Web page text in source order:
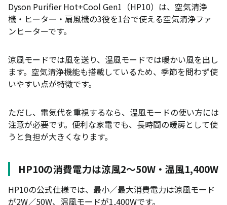
Dyson Purifier Hot+Cool Gen1（HP10）は、空気清浄
機・ヒーター・扇風機の3役を1台で使える空気清浄ファ
ンヒーターです。
涼風モードでは風を送り、温風モードでは暖かい風を出し
ます。空気清浄機能も搭載しているため、季節を問わず使
いやすい点が特徴です。
ただし、電気代を重視するなら、温風モードの使い方には
注意が必要です。便利な家電でも、長時間の暖房として使
うと負担が大きくなります。
HP10の消費電力は涼風2〜50W・温風1,400W
HP10の公式仕様では、最小／最大消費電力は涼風モード
が2W／50W、温風モードが1,400Wです。